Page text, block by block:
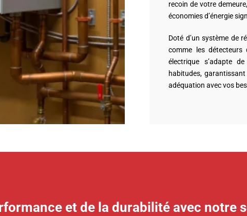
recoin de votre
économies d’énergie
Doté d’un système de
comme les détecteurs
électrique s’adapte
habitudes,
adéquation avec vos
et de la durabilité avec notre